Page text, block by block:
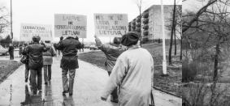
Virtuali Jono Nekrašiaus
„Vienybės keliu su Ukraina“
„Kovodami dėl savo tautos
mes kartu kovojame ir dėl viso
likimo“